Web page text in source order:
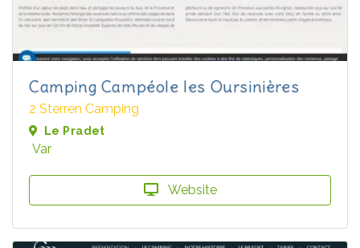
Camping Campéole les Oursinières
2 Sterren Camping
Le Pradet
Var
Website